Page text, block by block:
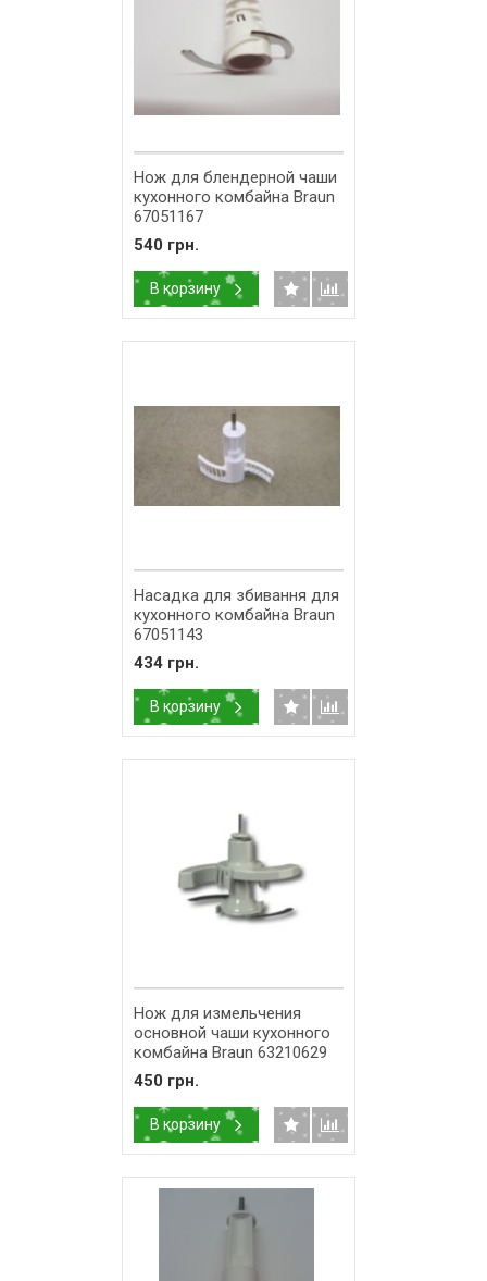
Нож для блендерной чаши
кухонного комбайна Braun
67051167
540 грн.
В корзину
Насадка для збивання для
кухонного комбайна Braun
67051143
434 грн.
В корзину
Нож для измельчения
основной чаши кухонного
комбайна Braun 63210629
450 грн.
В корзину